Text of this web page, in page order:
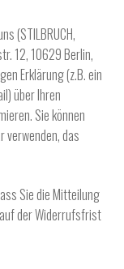
(STILBRUCH,
12, 10629 Berlin,
Erklärung (z.B. ein
über Ihren
Sie können
das
Sie die Mitteilung
der Widerrufsfrist